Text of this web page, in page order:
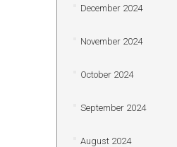
December 2024
November 2024
October 2024
September 2024
August 2024